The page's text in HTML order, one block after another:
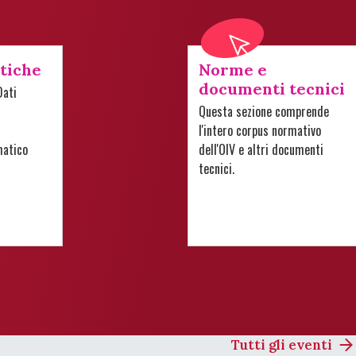
Norme e
documenti tecnici
Questa sezione comprende
l'intero corpus normativo
dell'OIV e altri documenti
tecnici.
Tutti gli eventi